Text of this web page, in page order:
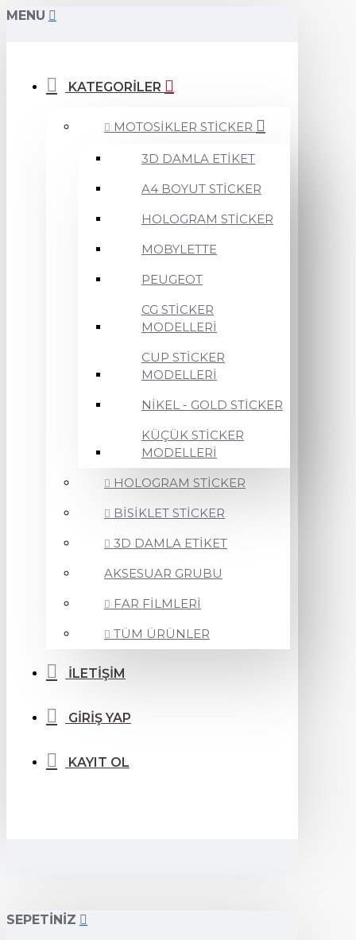
MENU
KATEGORİLER
MOTOSİKLER STİCKER
3D DAMLA ETİKET
A4 BOYUT STİCKER
HOLOGRAM STİCKER
MOBYLETTE
PEUGEOT
CG STİCKER
MODELLERİ
CUP STİCKER
MODELLERİ
NİKEL - GOLD STİCKER
KÜÇÜK STİCKER
MODELLERİ
HOLOGRAM STİCKER
BİSİKLET STİCKER
3D DAMLA ETİKET
AKSESUAR GRUBU
FAR FİLMLERİ
TÜM ÜRÜNLER
İLETİŞİM
GİRİŞ YAP
KAYIT OL
SEPETİNİZ